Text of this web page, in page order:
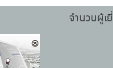
จำนวนผู้เ